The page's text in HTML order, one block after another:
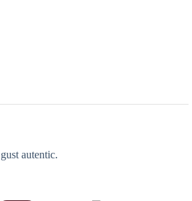
autentic.